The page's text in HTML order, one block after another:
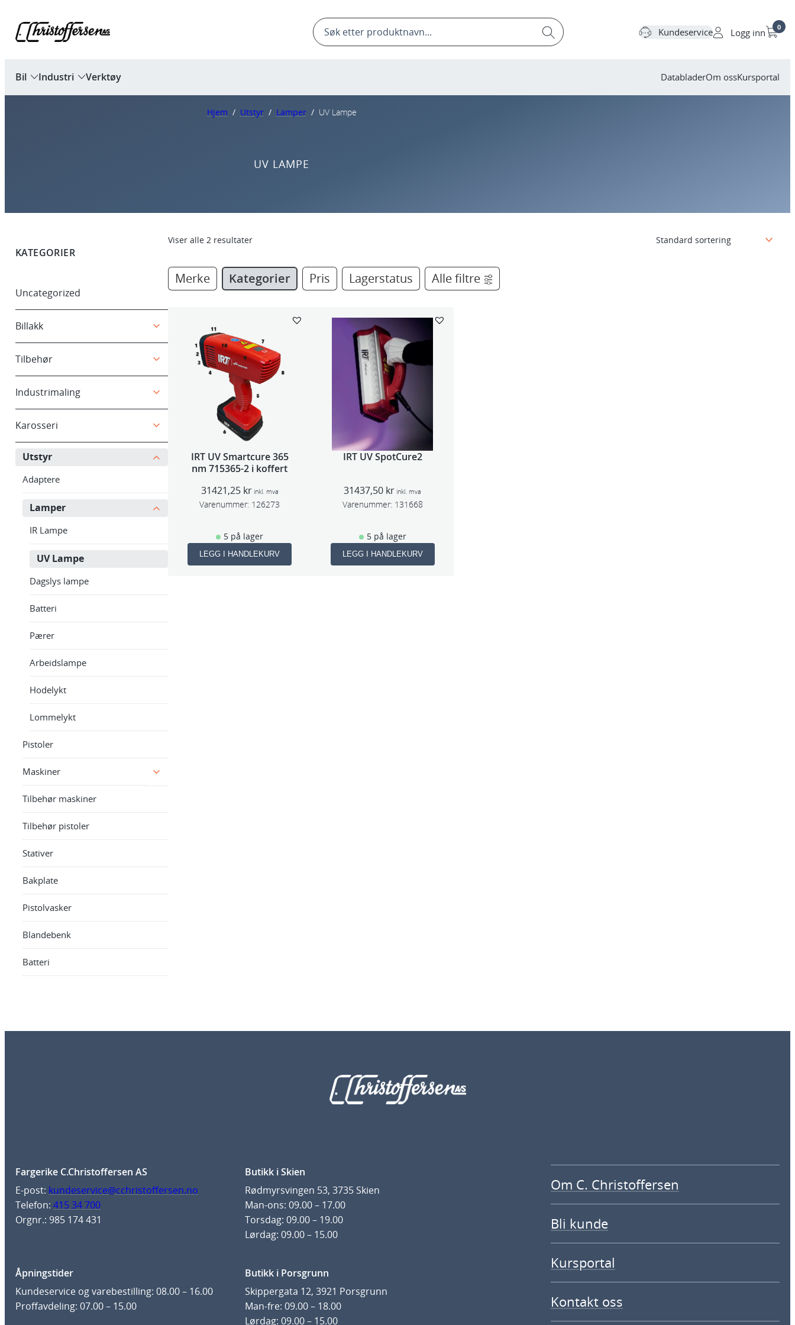
Products
search Kundeservice Logg inn 0
Bil Industri Verktøy DatabladerOm ossKursportal
Hjem / Utstyr / Lamper / UV Lampe
UV LAMPE
KATEGORIER
Uncategorized
Billakk
Tilbehør
Industrimaling
Karosseri
Utstyr
Adaptere
Lamper
IR Lampe
UV Lampe
Dagslys lampe
Batteri
Pærer
Arbeidslampe
Hodelykt
Lommelykt
Pistoler
Maskiner
Tilbehør maskiner
Tilbehør pistoler
Stativer
Bakplate
Pistolvasker
Blandebenk
Batteri
Viser alle 2 resultater
Merke Kategorier Pris Lagerstatus Alle filtre
IRT UV Smartcure 365
nm 715365-2 i koffert
31421,25 kr inkl. mva
Varenummer: 126273
5 på lager
LEGG I HANDLEKURV
IRT UV SpotCure2
31437,50 kr inkl. mva
Varenummer: 131668
5 på lager
LEGG I HANDLEKURV
Fargerike C.Christoffersen AS
E-post: kundeservice@cchristoffersen.no
Telefon: 415 34 700
Orgnr.: 985 174 431
Butikk i Skien
Rødmyrsvingen 53, 3735 Skien
Man-ons: 09.00 – 17.00
Torsdag: 09.00 – 19.00
Lørdag: 09.00 – 15.00
Åpningstider
Kundeservice og varebestilling: 08.00 – 16.00
Proffavdeling: 07.00 – 15.00
Butikk i Porsgrunn
Skippergata 12, 3921 Porsgrunn
Man-fre: 09.00 – 18.00
Lørdag: 09.00 – 15.00
Om C. Christoffersen
Bli kunde
Kursportal
Kontakt oss